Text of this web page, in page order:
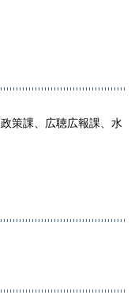
策課、広聴広報課、水